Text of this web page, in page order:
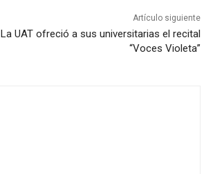
Artículo siguiente
La UAT ofreció a sus universitarias el recital
“Voces Violeta”